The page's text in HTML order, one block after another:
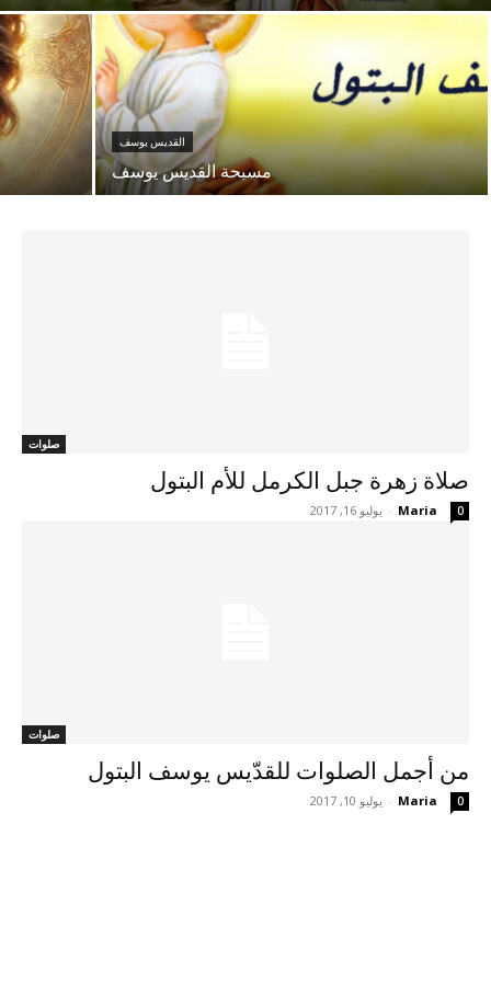
القديس يوسف
مسبحة القديس يوسف
صلوات
صلاة زهرة جبل الكرمل للأم البتول
Maria
- يوليو 16, 2017 0
صلوات
من أجمل الصلوات للقدّيس يوسف البتول
Maria
- يوليو 10, 2017 0